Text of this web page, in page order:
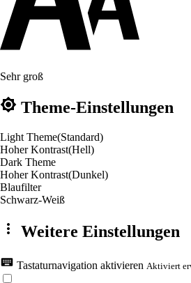
Sehr groß
Theme-Einstellungen
Light Theme(Standard)
Hoher Kontrast(Hell)
Dark Theme
Hoher Kontrast(Dunkel)
Blaufilter
Schwarz-Weiß
Weitere Einstellungen
Tastaturnavigation aktivieren Aktiviert